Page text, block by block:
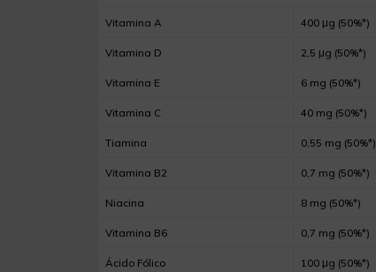
Vitamina A 400 μg (50%*)
Vitamina D 2,5 μg (50%*)
Vitamina E 6 mg (50%*)
Vitamina C 40 mg (50%*)
Tiamina 0,55 mg (50%*)
Vitamina B2 0,7 mg (50%*)
Niacina 8 mg (50%*)
Vitamina B6 0,7 mg (50%*)
Ácido Fólico 100 μg (50%*)